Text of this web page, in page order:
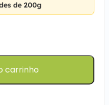
de 200g
carrinho